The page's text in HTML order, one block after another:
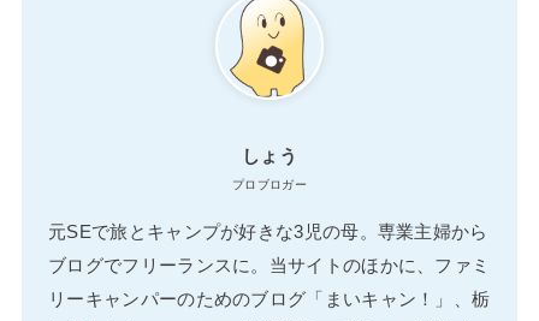
しょう
プロブロガー
元SEで旅とキャンプが好きな3児の母。専業主婦から
ブログでフリーランスに。当サイトのほかに、ファミ
リーキャンパーのためのブログ「まいキャン！」、栃